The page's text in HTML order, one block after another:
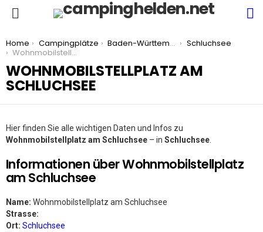
You are here:
Home Campingplätze Baden-Württemberg
Schluchsee
Wohnmobilstellplatz am Schluchsee
WOHNMOBILSTELLPLATZ AM
SCHLUCHSEE
Hier finden Sie alle wichtigen Daten und Infos zu
Wohnmobilstellplatz am Schluchsee – in Schluchsee
Informationen über Wohnmobilstellplatz
am Schluchsee
Name: Wohnmobilstellplatz am Schluchsee
Strasse:
Ort: Schluchsee